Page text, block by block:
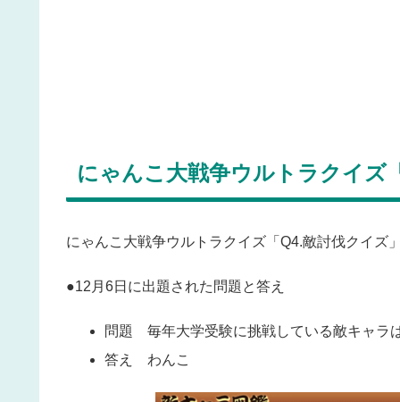
にゃんこ大戦争ウルトラクイズ
にゃんこ大戦争ウルトラクイズ「Q4.敵討伐クイズ
●12月6日に出題された問題と答え
問題 毎年大学受験に挑戦している敵キャラ
答え わんこ